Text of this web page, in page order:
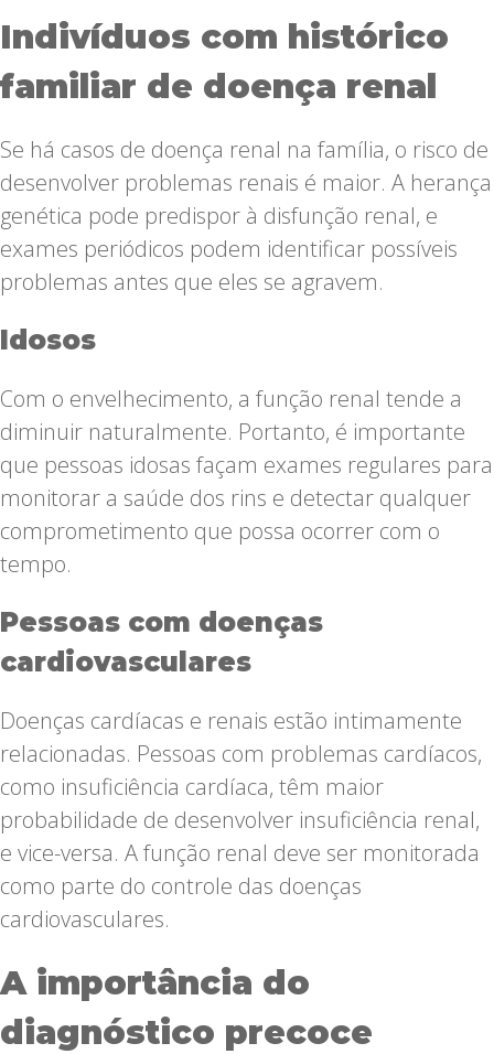
Indivíduos com histórico
familiar de doença renal
Se há casos de doença renal na família, o risco de
desenvolver problemas renais é maior. A herança
genética pode predispor à disfunção renal, e
exames periódicos podem identificar possíveis
problemas antes que eles se agravem.
Idosos
Com o envelhecimento, a função renal tende a
diminuir naturalmente. Portanto, é importante
que pessoas idosas façam exames regulares para
monitorar a saúde dos rins e detectar qualquer
comprometimento que possa ocorrer com o
tempo.
Pessoas com doenças
cardiovasculares
Doenças cardíacas e renais estão intimamente
relacionadas. Pessoas com problemas cardíacos,
como insuficiência cardíaca, têm maior
probabilidade de desenvolver insuficiência renal,
e vice-versa. A função renal deve ser monitorada
como parte do controle das doenças
cardiovasculares.
A importância do
diagnóstico precoce